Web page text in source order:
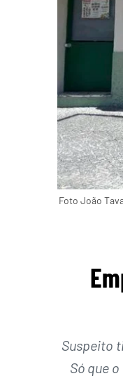
Foto João
Suspeito
Só que